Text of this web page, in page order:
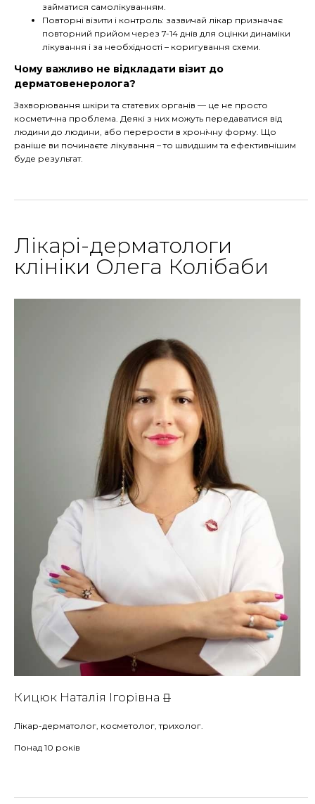
займатися самолікуванням.
Повторні візити і контроль: зазвичай лікар призначає
повторний прийом через 7-14 днів для оцінки динаміки
лікування і за необхідності – коригування схеми.
Чому важливо не відкладати візит до
дерматовенеролога?
Захворювання шкіри та статевих органів — це не просто
косметична проблема. Деякі з них можуть передаватися від
людини до людини, або перерости в хронічну форму. Що
раніше ви починаєте лікування – то швидшим та ефективнішим
буде результат.
Лікарі-дерматологи
клініки Олега Колібаби
Кицюк Наталія Ігорівна
Лікар-дерматолог, косметолог, трихолог.
Понад 10 років